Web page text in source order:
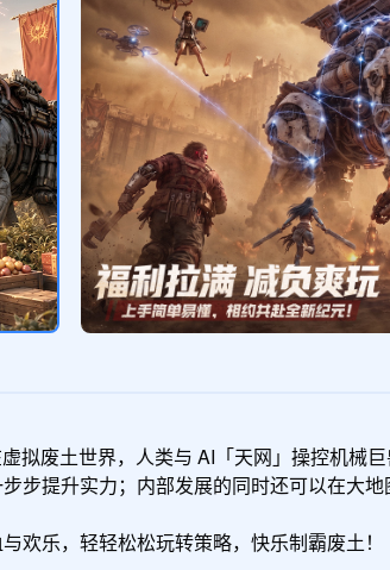
机甲强化晶核*5 1000资源随机箱*50
拟废土世界，人类与 AI「天网」操控机械
步提升实力；内部发展的同时还可以在大
欢乐，轻轻松松玩转策略，快乐制霸废土！